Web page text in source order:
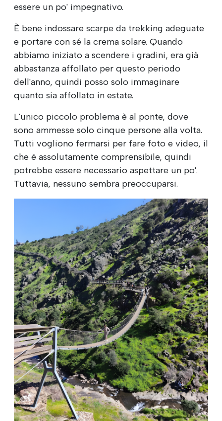
essere un po' impegnativo.
È bene indossare scarpe da trekking adeguate
e portare con sé la crema solare. Quando
abbiamo iniziato a scendere i gradini, era già
abbastanza affollato per questo periodo
dell'anno, quindi posso solo immaginare
quanto sia affollato in estate.
L'unico piccolo problema è al ponte, dove
sono ammesse solo cinque persone alla volta.
Tutti vogliono fermarsi per fare foto e video, il
che è assolutamente comprensibile, quindi
potrebbe essere necessario aspettare un po'.
Tuttavia, nessuno sembra preoccuparsi.